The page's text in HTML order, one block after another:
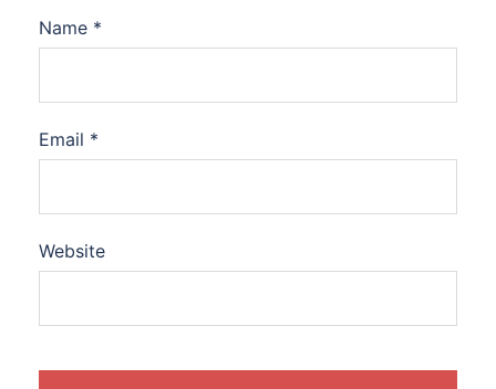
Name *
Email *
Website